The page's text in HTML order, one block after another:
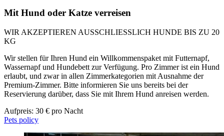
Mit Hund oder Katze verreisen
WIR AKZEPTIEREN AUSSCHLIESSLICH HUNDE BIS ZU 20
KG
Wir stellen für Ihren Hund ein Willkommenspaket mit Futternapf,
Wassernapf und Hundebett zur Verfügung. Pro Zimmer ist ein Hund
erlaubt, und zwar in allen Zimmerkategorien mit Ausnahme der
Premium-Zimmer. Bitte informieren Sie uns bereits bei der
Reservierung darüber, dass Sie mit Ihrem Hund anreisen werden.
Aufpreis: 30 € pro Nacht
Pets policy